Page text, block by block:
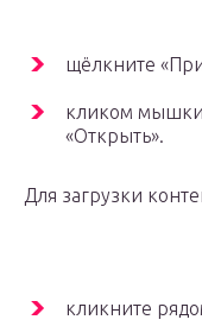
щёлкните
кликом мышки
«Открыть».
Для загрузки
кликните